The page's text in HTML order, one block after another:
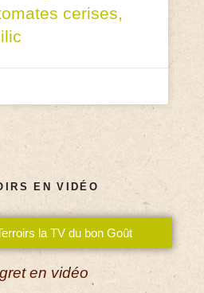
cerises,
EN VIDÉO
la TV du bon Goût
en vidéo